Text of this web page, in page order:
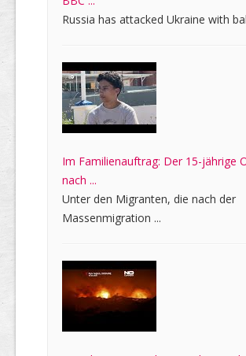
Russia has attacked Ukraine with
Im Familienauftrag: Der 15-jährige
nach ...
Unter den Migranten, die nach der
Massenmigration ...